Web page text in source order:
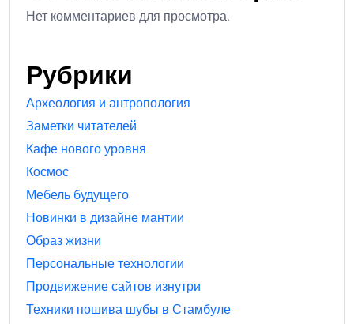
Нет комментариев для просмотра.
Рубрики
Археология и антропология
Заметки читателей
Кафе нового уровня
Космос
Мебель будущего
Новинки в дизайне мантии
Образ жизни
Персональные технологии
Продвижение сайтов изнутри
Техники пошива шубы в Стамбуле